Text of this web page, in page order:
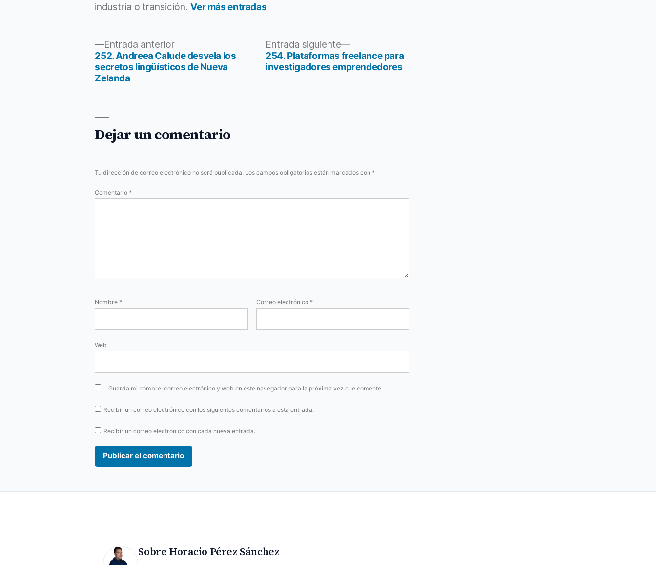
industria o transición.Ver más entradas
Navegación
Entrada anteriorEntrada
anterior:
252. Andreea Calude desvela los
secretos lingüísticos de Nueva
Zelanda
Entrada siguiente
Entrada
siguiente:
254. Plataformas freelance para
investigadores emprendedores
Dejar un comentario
Tu dirección de correo electrónico no será publicada. Los campos obligatorios están marcados con *
Comentario *
Nombre * Correo electrónico *
Web
Guarda mi nombre, correo electrónico y web en este navegador para la próxima vez que comente.
Recibir un correo electrónico con los siguientes comentarios a esta entrada.
Recibir un correo electrónico con cada nueva entrada.
Sobre Horacio Pérez Sánchez